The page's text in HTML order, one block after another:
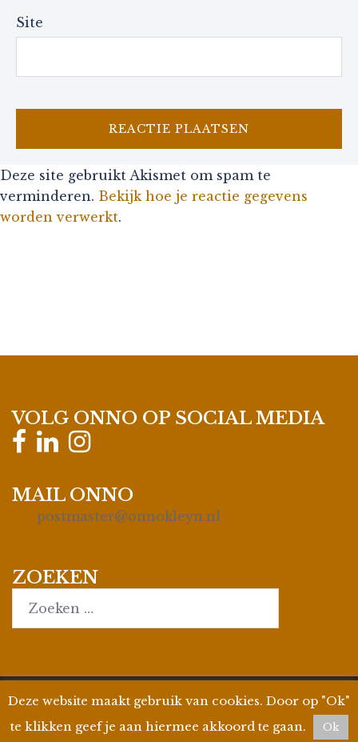
Site
Deze site gebruikt Akismet om spam te
verminderen. Bekijk hoe je reactie gegevens
worden verwerkt.
VOLG ONNO OP SOCIAL MEDIA
MAIL ONNO
postmaster@onnokleyn.nl
ZOEKEN
© 2026Onno Kleyn| Site byWPman4U|
Privacyverklaring| KvK 35019695 | BTW ID
Deze website maakt gebruik van cookies. Door op "Ok"
te klikken geef je aan hiermee akkoord te gaan.
Ok